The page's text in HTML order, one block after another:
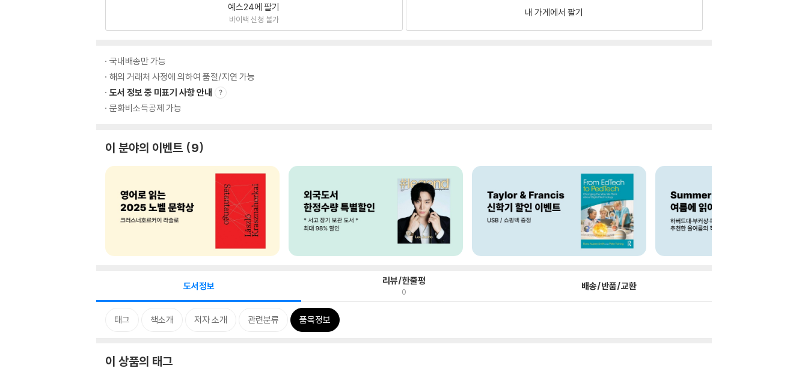
예스24에 팔기
바이백 신청 불가
내 가게에서 팔기
국내배송만 가능
해외 거래처 사정에 의하여 품절/지연 가능
도서 정보 중 미표기 사항 안내
문화비소득공제 가능
이 분야의 이벤트 9
도서정보 리뷰/한줄평
0 배송/반품/교환
태그 책소개 저자 소개 관련분류 품목정보
이 상품의 태그